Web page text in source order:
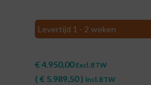
Levertijd 1 - 2 weken
€4.950,00 Excl. BTW
( € 5.989,50) Incl. BTW